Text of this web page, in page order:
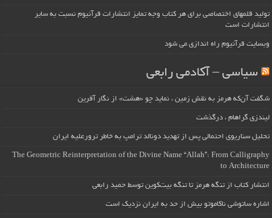
تولید قلمهای اختصاصی برای هر کتاب وجه تمایز انتشارات قرآنیوم نسبت به سایر
انتشارات است
وبسایت قرآنیوم راه اندازی می شود
سیاسی – آکادمی رابعی
شگفت آن‌که هرمز به نقش زمین ، نماید چو «هشت» از نگار آفرین
لیندزی گراهام ، درگذشت
تحلیل سناریوی احتمالی پس از تهدید دونالد ترامپ به خاطر ترورعلیه ایران
The Geometric Reinterpretation of the Divine Name “Allah”: From Calligraphy
to Architecture
انتشار کتاب از تنگه هرمز تا تنگه بیت‌کوین توسط حمید رابعی
اشاره ساتوشی ناکاموتو بیش از حد به ایران نزدیک است